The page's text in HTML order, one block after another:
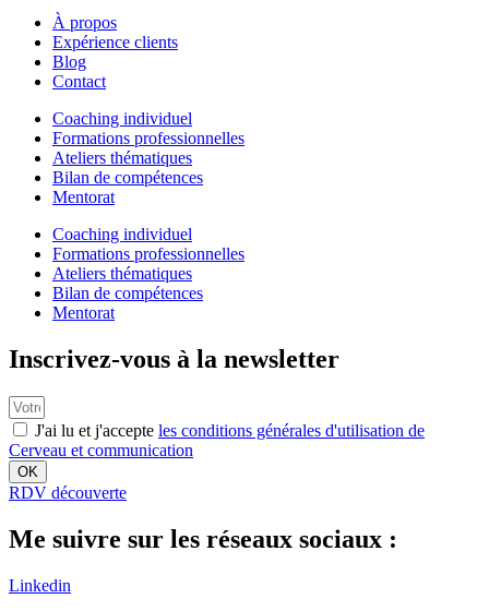
À propos
Expérience clients
Blog
Contact
Coaching individuel
Formations professionnelles
Ateliers thématiques
Bilan de compétences
Mentorat
Coaching individuel
Formations professionnelles
Ateliers thématiques
Bilan de compétences
Mentorat
Inscrivez-vous à la newsletter
J'ai lu et j'accepte les conditions générales d'utilisation de
Cerveau et communication
OK
RDV découverte
Me suivre sur les réseaux sociaux :
Linkedin